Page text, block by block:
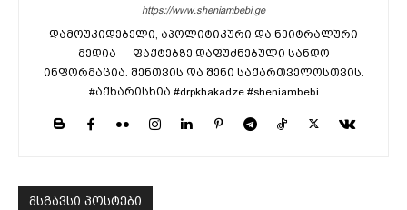
https://www.sheniambebi.ge
დამოუკიდებელი, აპოლიტიკური და ნეიტრალური
მედია — ფაქტებზე დაფუძნებული სანდო
ინფორმაცია. შენთვის და შენი საქართველოსთვის.
#აქხარისხია #drpkhakadze #sheniambebi
მსგავსი პოსტები